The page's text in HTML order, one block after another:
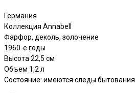
Германия
Коллекция Annabell
Фарфор, деколь, золочение
1960-е годы
Высота 22,5 см
Объем 1,2 л
Состояние: имеются следы бытования